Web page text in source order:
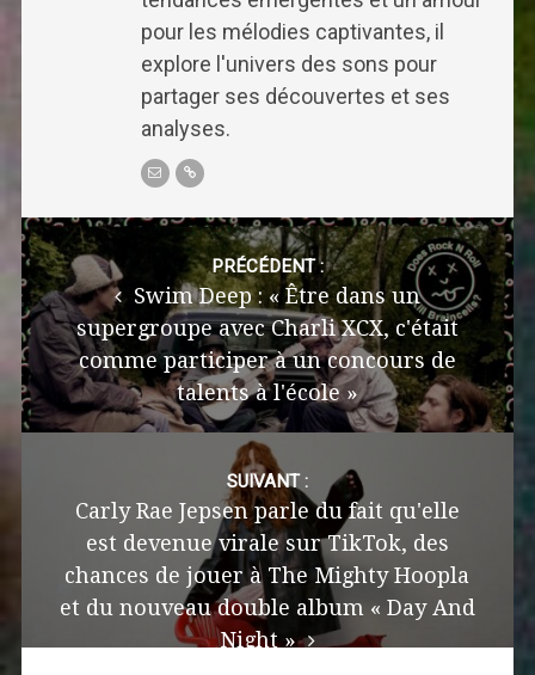
pour les mélodies captivantes, il
explore l'univers des sons pour
partager ses découvertes et ses
analyses.
Post
navigation
PRÉCÉDENT :
Swim Deep : « Être dans un
supergroupe avec Charli XCX, c'était
comme participer à un concours de
talents à l'école »
SUIVANT :
Carly Rae Jepsen parle du fait qu'elle
est devenue virale sur TikTok, des
chances de jouer à The Mighty Hoopla
et du nouveau double album « Day And
Night »